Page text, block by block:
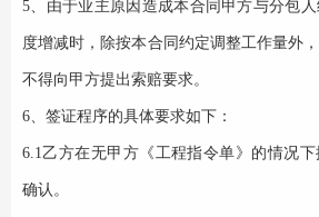
5、由于业主原因造成本合同甲方与分包
度增减时，除按本合同约定调整工作量外
不得向甲方提出索赔要求。
6、签证程序的具体要求如下：
6.1乙方在无甲方《工程指令单》的情况
确认。